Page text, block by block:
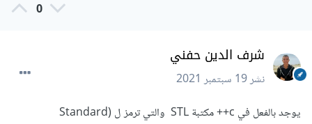
0
شرف الدين حفني
نشر19 سبتمبر 2021
يوجد بالفعل في c++ مكتبة STL والتي ترمز ل (Standard